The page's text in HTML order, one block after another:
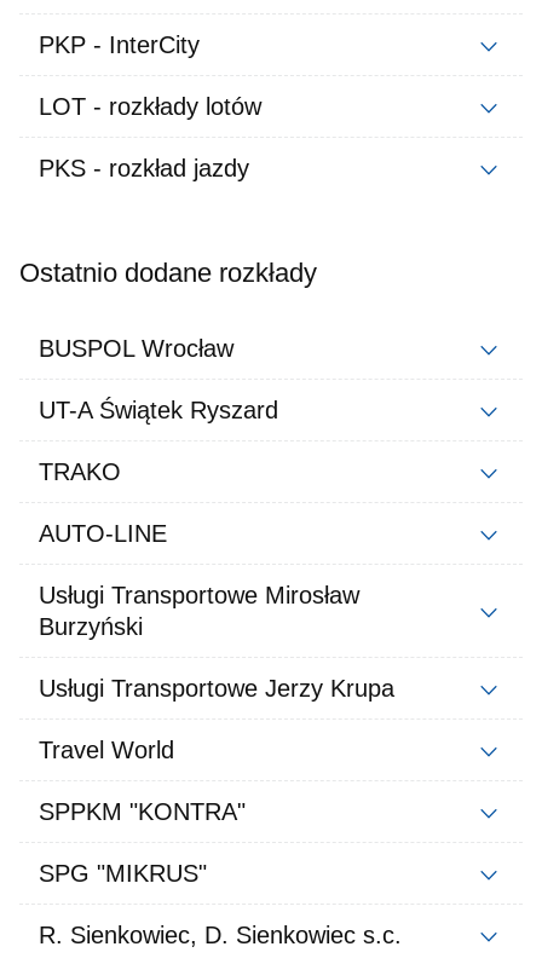
PKP - InterCity
LOT - rozkłady lotów
PKS - rozkład jazdy
Ostatnio dodane rozkłady
BUSPOL Wrocław
UT-A Świątek Ryszard
TRAKO
AUTO-LINE
Usługi Transportowe Mirosław
Burzyński
Usługi Transportowe Jerzy Krupa
Travel World
SPPKM "KONTRA"
SPG "MIKRUS"
R. Sienkowiec, D. Sienkowiec s.c.